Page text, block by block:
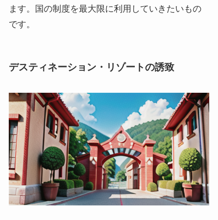
ます。
国の制度を最大限に利用していきたいもの
です。
デスティネーション・リゾートの誘致